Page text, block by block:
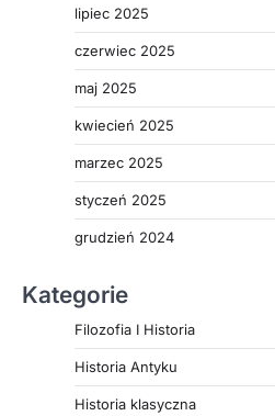
lipiec 2025
czerwiec 2025
maj 2025
kwiecień 2025
marzec 2025
styczeń 2025
grudzień 2024
Kategorie
Filozofia I Historia
Historia Antyku
Historia klasyczna